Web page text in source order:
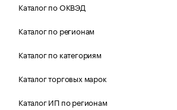
Каталог по ОКВЭД
Каталог по регионам
Каталог по категориям
Каталог торговых марок
Каталог ИП по регионам